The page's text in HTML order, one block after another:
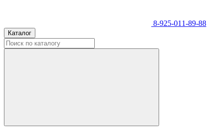
8-925-011-89-88
Каталог